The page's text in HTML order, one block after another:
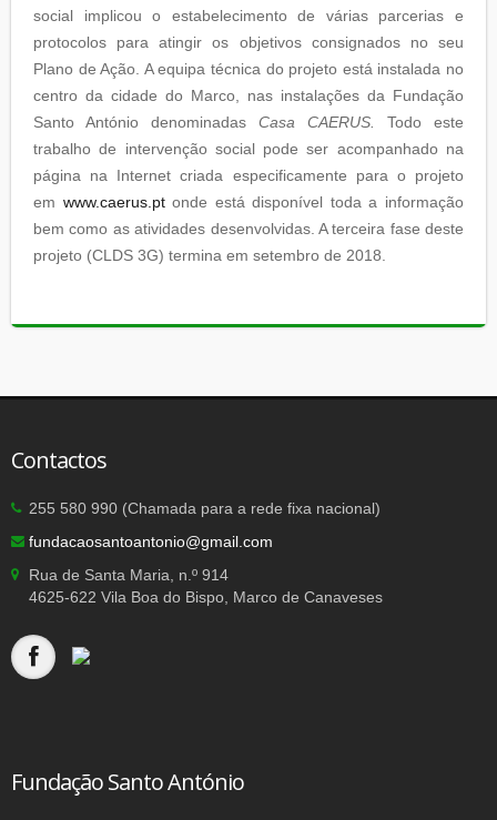
social implicou o estabelecimento de várias parcerias e
protocolos para atingir os objetivos consignados no seu
Plano de Ação. A equipa técnica do projeto está instalada no
centro da cidade do Marco, nas instalações da Fundação
Santo António denominadas Casa CAERUS.
Todo este
trabalho de intervenção social pode ser acompanhado na
página na Internet criada especificamente para o projeto
em www.caerus.ptonde está disponível toda a informação
bem como as atividades desenvolvidas. A terceira fase deste
projeto (CLDS 3G) termina em setembro de 2018.
Contactos
255 580 990 (Chamada para a rede fixa nacional)
fundacaosantoantonio@gmail.com
Rua de Santa Maria, n.º 914
4625-622 Vila Boa do Bispo, Marco de Canaveses
Fundação Santo António